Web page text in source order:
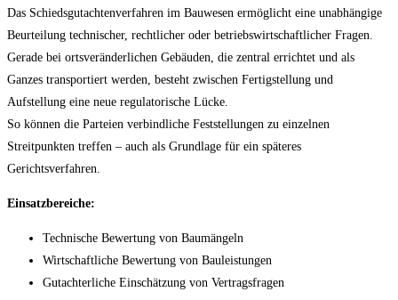
Das Schiedsgutachtenverfahren im Bauwesen ermöglicht eine unabhängige
Beurteilung technischer, rechtlicher oder betriebswirtschaftlicher Fragen.
Gerade bei ortsveränderlichen Gebäuden, die zentral errichtet und als
Ganzes transportiert werden, besteht zwischen Fertigstellung und
Aufstellung eine neue regulatorische Lücke.
So können die Parteien verbindliche Feststellungen zu einzelnen
Streitpunkten treffen – auch als Grundlage für ein späteres
Gerichtsverfahren.
Einsatzbereiche:
Technische Bewertung von Baumängeln
Wirtschaftliche Bewertung von Bauleistungen
Gutachterliche Einschätzung von Vertragsfragen